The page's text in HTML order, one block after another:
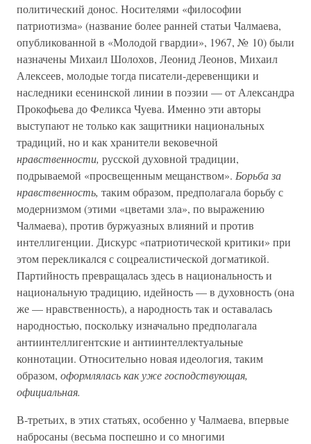
политический донос. Носителями «философии
патриотизма» (название более ранней статьи Чалмаева,
опубликованной в «Молодой гвардии», 1967, № 10) были
назначены Михаил Шолохов, Леонид Леонов, Михаил
Алексеев, молодые тогда писатели-деревенщики и
наследники есенинской линии в поэзии — от Александра
Прокофьева до Феликса Чуева. Именно эти авторы
выступают не только как защитники национальных
традиций, но и как хранители вековечной
нравственности, русской духовной традиции,
подрываемой «просвещенным мещанством». Борьба за
нравственность, таким образом, предполагала борьбу с
модернизмом (этими «цветами зла», по выражению
Чалмаева), против буржуазных влияний и против
интеллигенции. Дискурс «патриотической критики» при
этом перекликался с соцреалистической догматикой.
Партийность превращалась здесь в национальность и
национальную традицию, идейность — в духовность (она
же — нравственность), а народность так и оставалась
народностью, поскольку изначально предполагала
антиинтеллигентские и антиинтеллектуальные
коннотации. Относительно новая идеология, таким
образом, оформлялась как уже господствующая,
официальная.
В-третьих, в этих статьях, особенно у Чалмаева, впервые
набросаны (весьма поспешно и со многими